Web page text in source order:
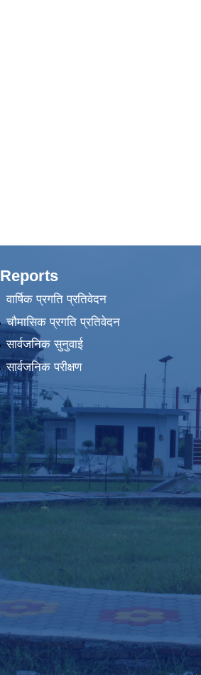
Reports
वार्षिक प्रगति प्रतिवेदन
चौमासिक प्रगति प्रतिवेदन
सार्वजनिक सुनुवाई
सार्वजनिक परीक्षण